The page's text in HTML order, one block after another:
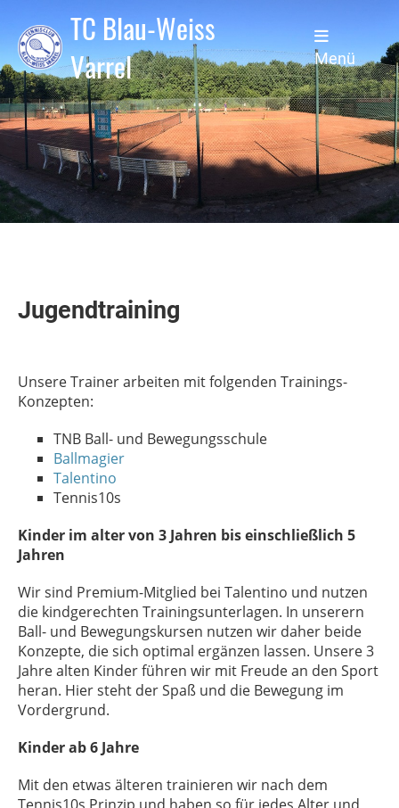
TC Blau-Weiss
Varrel
Menü
Jugendtraining
Unsere Trainer arbeiten mit folgenden Trainings-
Konzepten:
TNB Ball- und Bewegungsschule
Ballmagier
Talentino
Tennis10s
Kinder im alter von 3 Jahren bis einschließlich 5
Jahren
Wir sind Premium-Mitglied bei Talentino und nutzen
die kindgerechten Trainingsunterlagen. In unserern
Ball- und Bewegungskursen nutzen wir daher beide
Konzepte, die sich optimal ergänzen lassen. Unsere 3
Jahre alten Kinder führen wir mit Freude an den Sport
heran. Hier steht der Spaß und die Bewegung im
Vordergrund.
Kinder ab 6 Jahre
Mit den etwas älteren trainieren wir nach dem